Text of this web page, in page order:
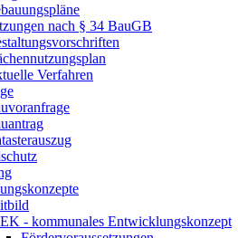
nach § 34 BauGB
Verfahren
- kommunales Entwicklungskonzept